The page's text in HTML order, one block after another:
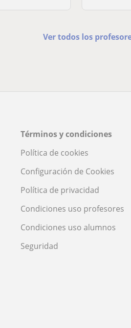
Ver todos los
Términos y condiciones
Política de cookies
Configuración de Cookies
Política de privacidad
Condiciones uso profesores
Condiciones uso alumnos
Seguridad